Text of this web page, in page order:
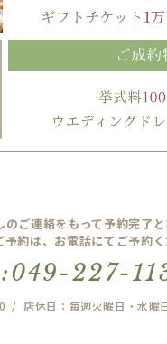
ご連絡をもって予約完了と
約は、お電話にてご予約く
227-
/ 店休日：毎週火曜日・水曜